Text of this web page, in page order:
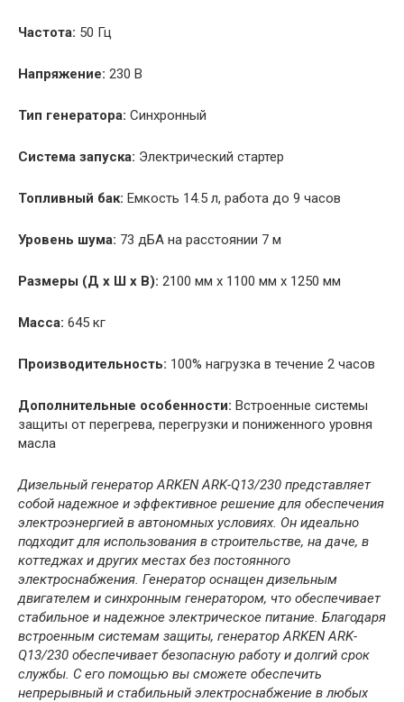
Частота: 50 Гц
Напряжение: 230 В
Тип генератора: Синхронный
Система запуска: Электрический стартер
Топливный бак: Емкость 14.5 л, работа до 9 часов
Уровень шума: 73 дБА на расстоянии 7 м
Размеры (Д х Ш х В): 2100 мм x 1100 мм x 1250 мм
Масса: 645 кг
Производительность: 100% нагрузка в течение 2 часов
Дополнительные особенности: Встроенные системы
защиты от перегрева, перегрузки и пониженного уровня
масла
Дизельный генератор ARKEN ARK-Q13/230 представляет
собой надежное и эффективное решение для обеспечения
электроэнергией в автономных условиях. Он идеально
подходит для использования в строительстве, на даче, в
коттеджах и других местах без постоянного
электроснабжения. Генератор оснащен дизельным
двигателем и синхронным генератором, что обеспечивает
стабильное и надежное электрическое питание. Благодаря
встроенным системам защиты, генератор ARKEN ARK-
Q13/230 обеспечивает безопасную работу и долгий срок
службы. С его помощью вы сможете обеспечить
непрерывный и стабильный электроснабжение в любых